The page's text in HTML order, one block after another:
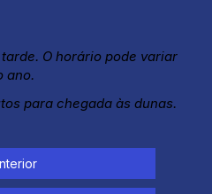
O horário pode variar
ano.
para chegada às dunas.